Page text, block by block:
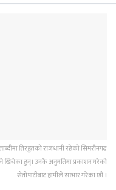
तिरहुतको राजधानी रहेको सिमरौनगढ
खिचेका हुन्। उनकै अनुमतिमा प्रकाशन गरेको
सेतोपाटीबाट हामीले साभार गरेका छौं ।